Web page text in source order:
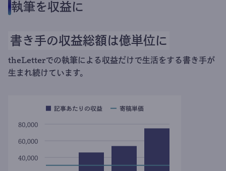
執筆を収益に
書き手の収益総額は億単位に
theLetterでの執筆による収益だけで生活をする書き手が
生まれ続けています。